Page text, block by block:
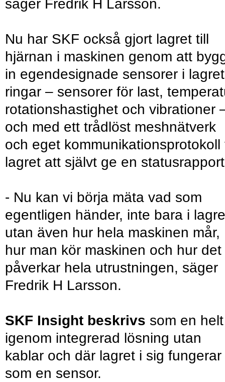
säger Fredrik H Larsson.
Nu har SKF också gjort lagret till
hjärnan i maskinen genom att
in egendesignade sensorer i
ringar – sensorer för last,
rotationshastighet och vibrationer
och med ett trådlöst meshnätverk
och eget kommunikationsprotokoll
lagret att självt ge en
- Nu kan vi börja mäta vad som
egentligen händer, inte bara i
utan även hur hela maskinen mår,
hur man kör maskinen och hur det
påverkar hela utrustningen, säger
Fredrik H Larsson.
SKF Insight beskrivs som en helt
igenom integrerad lösning utan
kablar och där lagret i sig fungerar
som en sensor.